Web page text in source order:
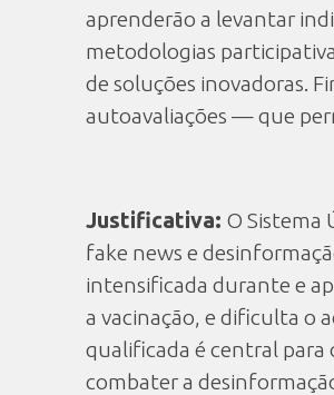
aprenderão a levantar
metodologias
de soluções inovadoras.
autoavaliações — que
Justificativa: O Sistema
fake news e
intensificada durante e
a vacinação, e dificulta o
qualificada é central para
combater a